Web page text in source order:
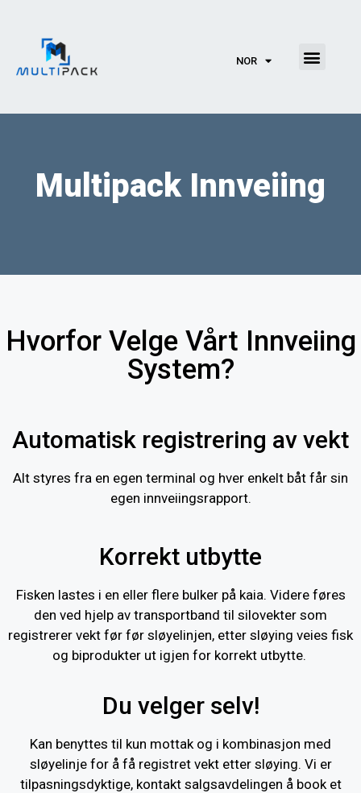
NOR
Multipack Innveiing
Hvorfor Velge Vårt Innveiing
System?
Automatisk registrering av vekt
Alt styres fra en egen terminal og hver enkelt båt får sin
egen innveiingsrapport.
Korrekt utbytte
Fisken lastes i en eller flere bulker på kaia. Videre føres
den ved hjelp av transportband til silovekter som
registrerer vekt før før sløyelinjen, etter sløying veies fisk
og biprodukter ut igjen for korrekt utbytte.
Du velger selv!
Kan benyttes til kun mottak og i kombinasjon med
sløyelinje for å få registret vekt etter sløying. Vi er
tilpasningsdyktige, kontakt salgsavdelingen å book et